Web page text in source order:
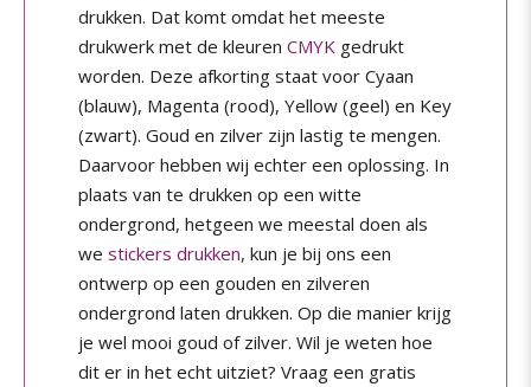
drukken. Dat komt omdat het meeste
drukwerk met de kleuren CMYK gedrukt
worden. Deze afkorting staat voor Cyaan
(blauw), Magenta (rood), Yellow (geel) en Key
(zwart). Goud en zilver zijn lastig te mengen.
Daarvoor hebben wij echter een oplossing. In
plaats van te drukken op een witte
ondergrond, hetgeen we meestal doen als
we stickers drukken, kun je bij ons een
ontwerp op een gouden en zilveren
ondergrond laten drukken. Op die manier krijg
je wel mooi goud of zilver. Wil je weten hoe
dit er in het echt uitziet? Vraag een gratis